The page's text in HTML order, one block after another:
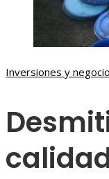
Inversiones y